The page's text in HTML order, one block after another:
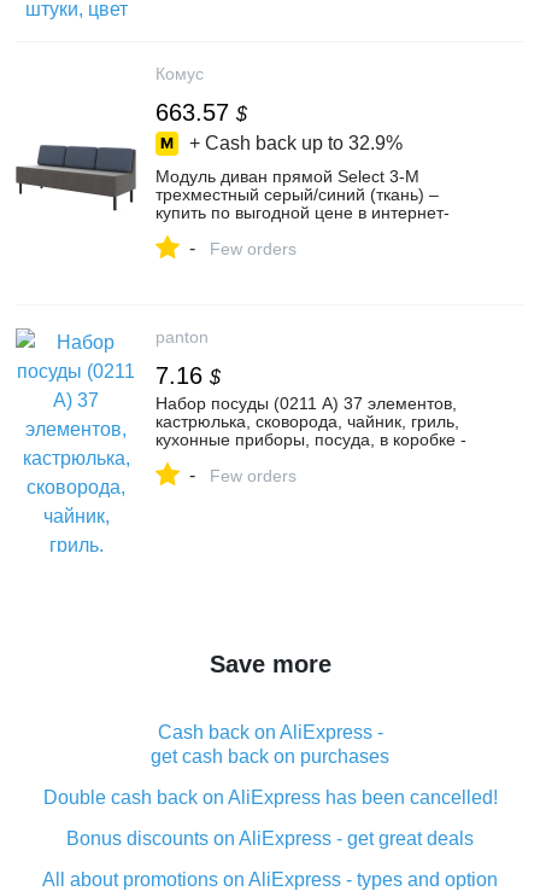
Комус
663.57 $
+ Cash back up to 32.9%
Модуль диван прямой Select 3-М
трехместный серый/синий (ткань) –
купить по выгодной цене в интернет-
- Few orders
panton
7.16 $
Набор посуды (0211 A) 37 элементов,
кастрюлька, сковорода, чайник, гриль,
кухонные приборы, посуда, в коробке -
Отзывы | Обзор | набор посуды (0211 a)
- Few orders
Save more
Cash back on AliExpress -
get cash back on purchases
Double cash back on AliExpress has been cancelled!
Bonus discounts on AliExpress - get great deals
All about promotions on AliExpress - types and option